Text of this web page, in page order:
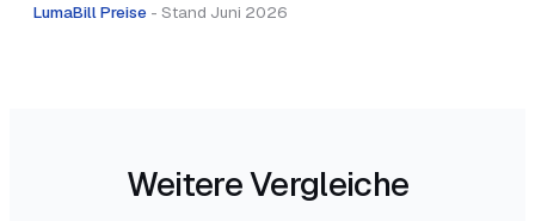
LumaBill Preise - Stand Juni 2026
Weitere Vergleiche